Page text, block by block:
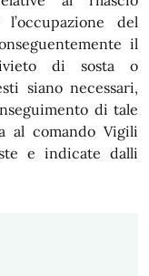
del
il
di sosta o
siano necessari,
di tale
al comando Vigili
e indicate dalli